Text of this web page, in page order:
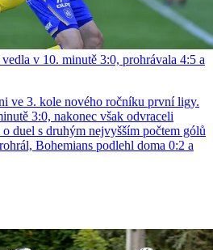
v 10. minutě 3:0, prohrávala 4:5 a
ve 3. kole nového ročníku první ligy.
3:0, nakonec však odvraceli
duel s druhým nejvyšším počtem gólů
Bohemians podlehl doma 0:2 a